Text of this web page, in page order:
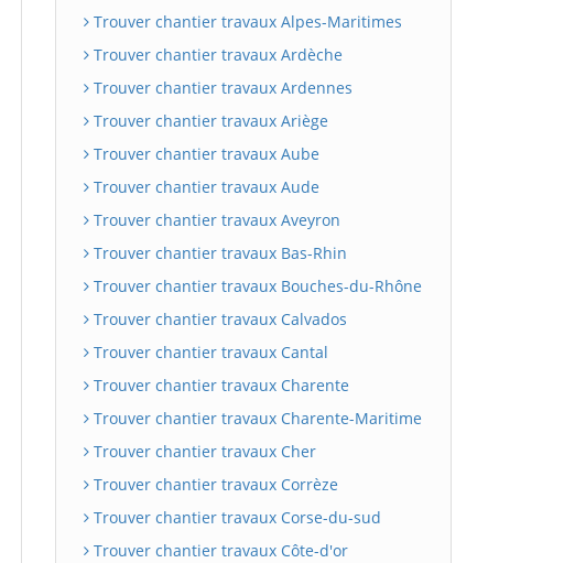
Trouver chantier travaux Alpes-Maritimes
Trouver chantier travaux Ardèche
Trouver chantier travaux Ardennes
Trouver chantier travaux Ariège
Trouver chantier travaux Aube
Trouver chantier travaux Aude
Trouver chantier travaux Aveyron
Trouver chantier travaux Bas-Rhin
Trouver chantier travaux Bouches-du-Rhône
Trouver chantier travaux Calvados
Trouver chantier travaux Cantal
Trouver chantier travaux Charente
Trouver chantier travaux Charente-Maritime
Trouver chantier travaux Cher
Trouver chantier travaux Corrèze
Trouver chantier travaux Corse-du-sud
Trouver chantier travaux Côte-d'or